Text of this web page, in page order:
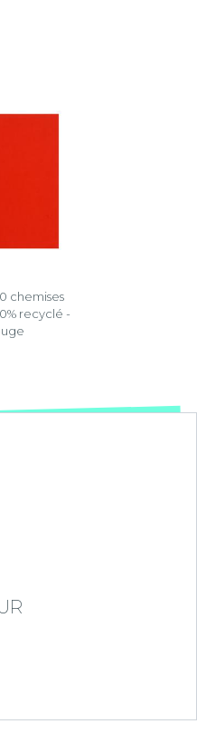
chemises
recyclé -